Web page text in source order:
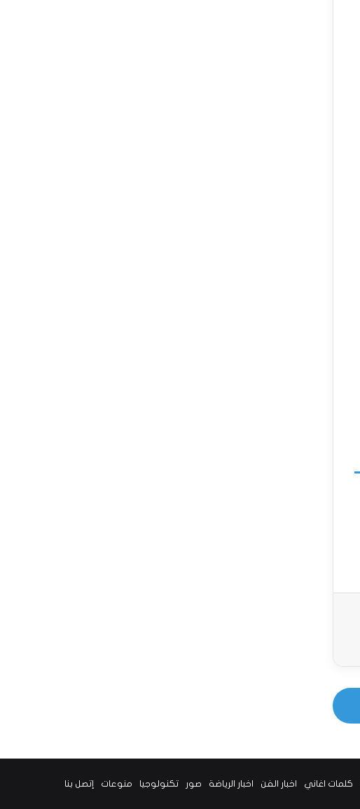
كلمات اغاني اخبار الفن اخبار الرياضة صور تكنولوجيا منوعات إتصل بنا